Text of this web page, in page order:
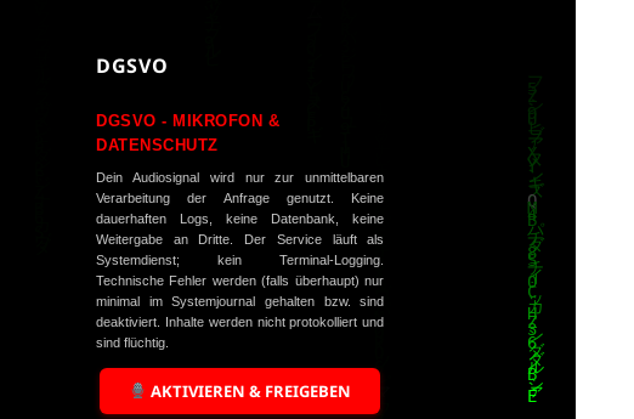
DGSVO
DGSVO - MIKROFON &
DATENSCHUTZ
Dein Audiosignal wird nur zur unmittelbaren
Verarbeitung der Anfrage genutzt. Keine
dauerhaften Logs, keine Datenbank, keine
Weitergabe an Dritte. Der Service läuft als
Systemdienst; kein Terminal-Logging.
Technische Fehler werden (falls überhaupt) nur
minimal im Systemjournal gehalten bzw. sind
deaktiviert. Inhalte werden nicht protokolliert und
sind flüchtig.
AKTIVIEREN & FREIGEBEN